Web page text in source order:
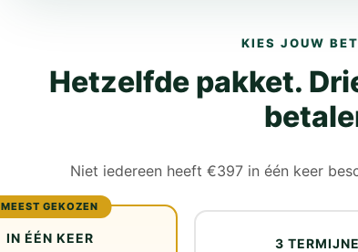
KIES JOUW
Hetzelfde pakket.
Niet iedereen heeft €397 in één keer
MEEST GEKOZEN
IN ÉÉN KEER 3